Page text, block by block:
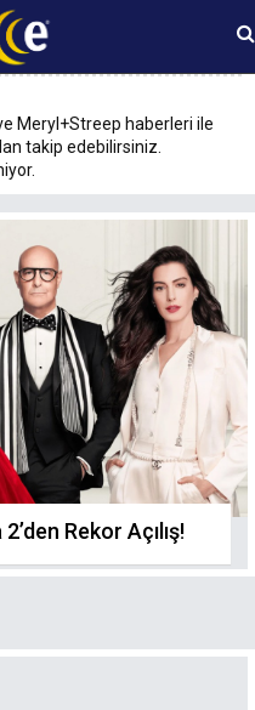
17:54
Meryl+Streep haberleri ile
takip edebilirsiniz.
Rekor Açılış!